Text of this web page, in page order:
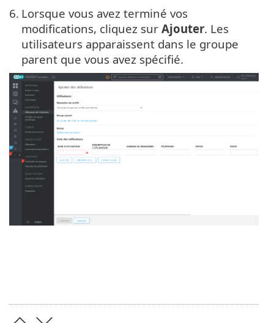
6. Lorsque vous avez terminé vos
modifications, cliquez sur Ajouter. Les
utilisateurs apparaissent dans le groupe
parent que vous avez spécifié.